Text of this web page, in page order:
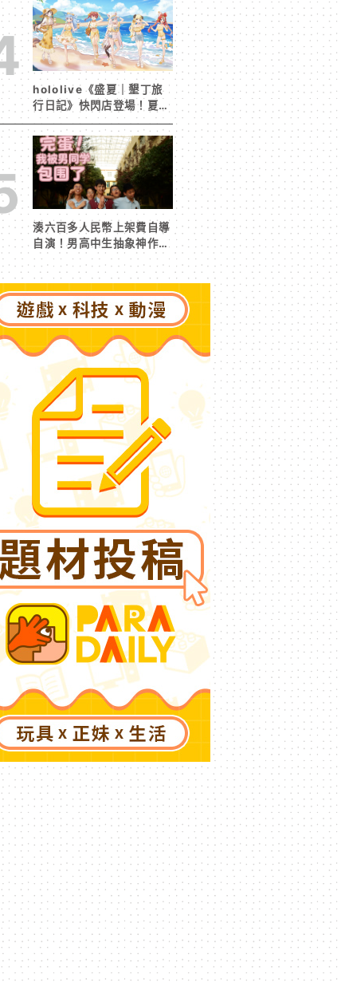
hololive《盛夏｜墾丁旅
行日記》快閃店登場！夏日
風情限定周邊首度公開
湊六百多人民幣上架費自導
自演！男高中生抽象神作
《完蛋！我被男同學包圍
了》突然爆紅